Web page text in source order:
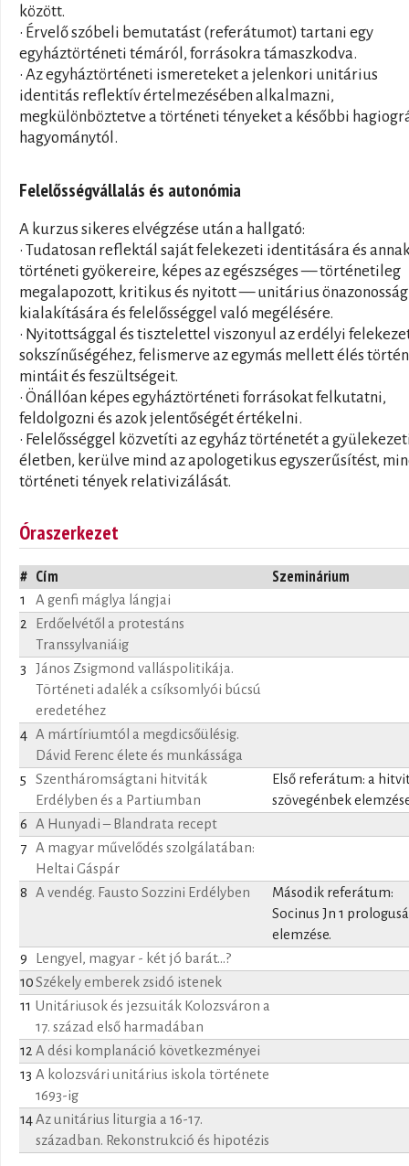
között.
• Érvelő szóbeli bemutatást (referátumot) tartani egy
egyháztörténeti témáról, forrásokra támaszkodva.
• Az egyháztörténeti ismereteket a jelenkori unitárius
identitás reflektív értelmezésében alkalmazni,
megkülönböztetve a történeti tényeket a későbbi
hagyománytól.
Felelősségvállalás és autonómia
A kurzus sikeres elvégzése után a hallgató:
• Tudatosan reflektál saját felekezeti identitására és
történeti gyökereire, képes az egészséges — történetileg
megalapozott, kritikus és nyitott — unitárius önazonosság
kialakítására és felelősséggel való megélésére.
• Nyitottsággal és tisztelettel viszonyul az erdélyi
sokszínűségéhez, felismerve az egymás mellett élés
mintáit és feszültségeit.
• Önállóan képes egyháztörténeti forrásokat felkutatni,
feldolgozni és azok jelentőségét értékelni.
• Felelősséggel közvetíti az egyház történetét a
életben, kerülve mind az apologetikus egyszerűsítést,
történeti tények relativizálását.
Óraszerkezet
# Cím Szeminárium
1
A genfi máglya lángjai
2
Erdőelvétől a protestáns
Transsylvaniáig
3
János Zsigmond valláspolitikája.
Történeti adalék a csíksomlyói búcsú
eredetéhez
4 A mártíriumtól a megdicsőülésig.
Dávid Ferenc élete és munkássága
5
Szentháromságtani hitviták
Erdélyben és a Partiumban
Első referátum: a
szövegénbek
6
A Hunyadi – Blandrata recept
7
A magyar művelődés szolgálatában:
Heltai Gáspár
8
A vendég. Fausto Sozzini Erdélyben
Második referátum:
Socinus Jn 1
elemzése.
9
Lengyel, magyar - két jó barát...?
10Székely emberek zsidó istenek
11 Unitáriusok és jezsuiták Kolozsváron a
17. század első harmadában
12 A dési komplanáció következményei
13 A kolozsvári unitárius iskola története
1693-ig
14Az unitárius liturgia a 16-17.
században. Rekonstrukció és hipotézis